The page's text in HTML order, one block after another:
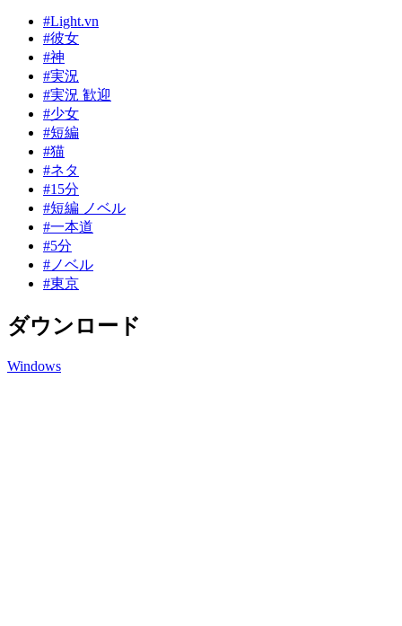
#Light.vn
#彼女
#神
#実況
#実況 歓迎
#少女
#短編
#猫
#ネタ
#15分
#短編 ノベル
#一本道
#5分
#ノベル
#東京
ダウンロード
Windows